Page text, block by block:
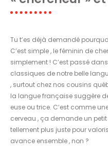
Tu t’es déjà demandé
C’est simple , le féminin de
simplement ! C’est passé
classiques de notre belle
, surtout chez nos cousins
la langue française suggère
euse ou trice. C’est comme
cerveau , ça demande un
tellement plus juste pour
avance ensemble , non ?